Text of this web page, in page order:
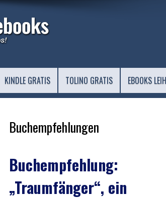
KINDLE GRATIS TOLINO GRATIS EBOOKS
Buchempfehlungen
Buchempfehlung:
„Traumfänger“, ein